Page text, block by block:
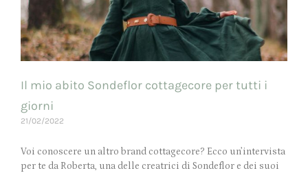
Il mio abito Sondeflor cottagecore per tutti i
giorni
21/02/2022
Voi conoscere un altro brand cottagecore? Ecco un’intervista
per te da Roberta, una delle creatrici di Sondeflor e dei suoi